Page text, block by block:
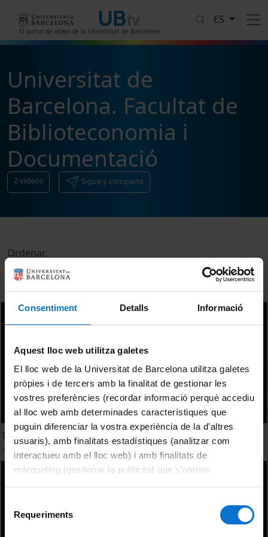
Consentiment Detalls Informació
Aquest lloc web utilitza galetes
El lloc web de la Universitat de Barcelona utilitza galetes
pròpies i de tercers amb la finalitat de gestionar les
vostres preferències (recordar informació perquè accediu
al lloc web amb determinades característiques que
puguin diferenciar la vostra experiència de la d’altres
usuaris), amb finalitats estadístiques (analitzar com
interactueu amb el lloc web) i amb finalitats de
màrqueting (gestionar la publicitat que s’ofereix
consultar laPolítica de galetes del lloc web de la
Requeriments
El portal de vídeo de la Universitat de Barcelona
ES
Universitat de
Barcelona. Facultat de
Biblioteconomia i
Documentació
2vídeos Sigue y comparte
Ordenar
The Google generation as future researchers
1 Diciembre, 2009